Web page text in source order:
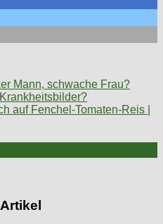
Mann, schwache Frau?
auf Fenchel-Tomaten-Reis |